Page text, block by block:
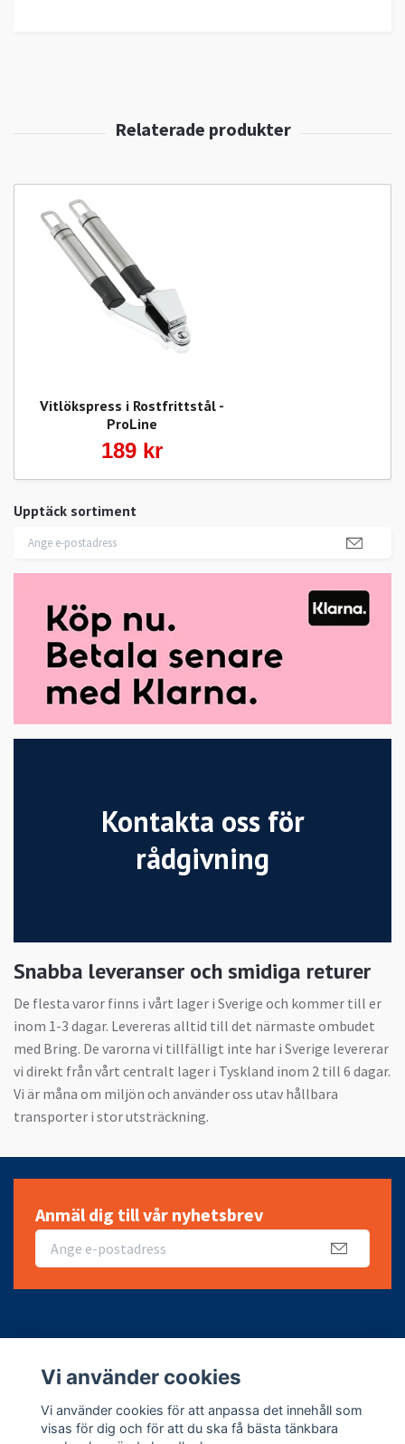
Upptäck sortiment
Kontakta oss för
rådgivning
Snabba leveranser och smidiga returer
De flesta varor finns i vårt lager i Sverige och kommer till er
inom 1-3 dagar. Levereras alltid till det närmaste ombudet
med Bring. De varorna vi tillfälligt inte har i Sverige levererar
vi direkt från vårt centralt lager i Tyskland inom 2 till 6 dagar.
Vi är måna om miljön och använder oss utav hållbara
transporter i stor utsträckning.
Vitlökspress i Rostfrittstål -
ProLine
189 kr
Anmäl dig till vår nyhetsbrev
Sociala medier
Vi använder cookies
Vi använder cookies för att anpassa det innehåll som
visas för dig och för att du ska få bästa tänkbara